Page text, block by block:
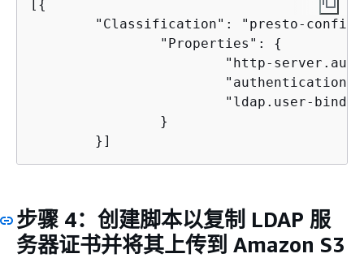
[ {
"Classification": "presto-
                "Properties":
{
"http-
"ldap.user-bind-
                }
        }]
步骤 4：创建脚本以复制 LDAP 服
务器证书并将其上传到 Amazon S3